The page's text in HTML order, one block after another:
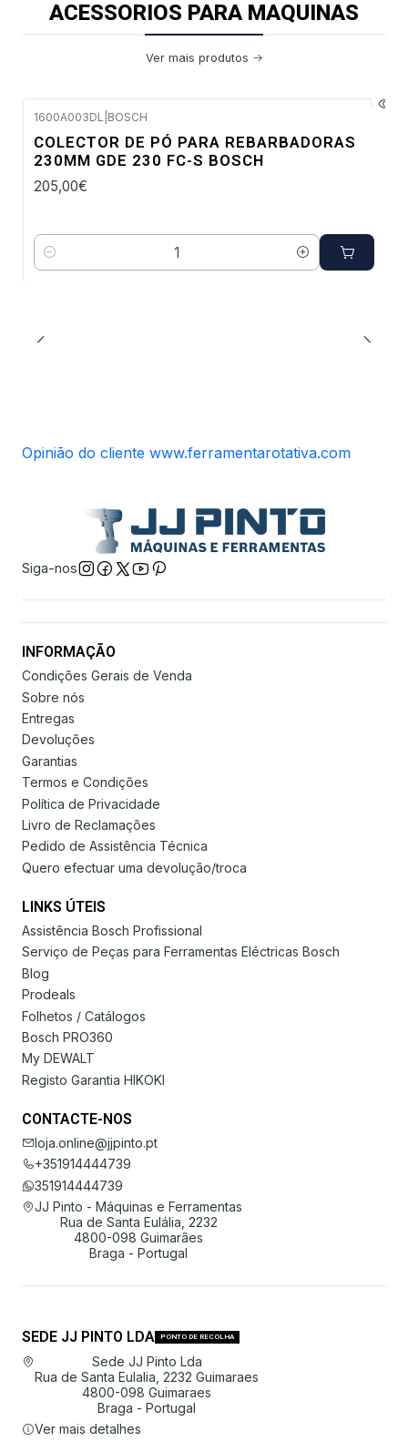
ACESSORIOS PARA MAQUINAS
Ver mais produtos
1600A003DL BOSCH
COLECTOR DE PÓ PARA REBARBADORAS
230MM GDE 230 FC-S BOSCH
205,00€
Quantidade
Opinião do cliente www.ferramentarotativa.com
Siga-nos
INFORMAÇÃO
Condições Gerais de Venda
Sobre nós
Entregas
Devoluções
Garantias
Termos e Condições
Política de Privacidade
Livro de Reclamações
Pedido de Assistência Técnica
Quero efectuar uma devolução/troca
LINKS ÚTEIS
Assistência Bosch Profissional
Serviço de Peças para Ferramentas Eléctricas Bosch
Blog
Prodeals
Folhetos / Catálogos
Bosch PRO360
My DEWALT
Registo Garantia HIKOKI
CONTACTE-NOS
loja.online@jjpinto.pt
+351914444739
351914444739
JJ Pinto - Máquinas e Ferramentas
Rua de Santa Eulália, 2232
4800-098 Guimarães
Braga - Portugal
SEDE JJ PINTO LDA PONTO DE RECOLHA
Sede JJ Pinto Lda
Rua de Santa Eulalia, 2232 Guimaraes
4800-098 Guimaraes
Braga - Portugal
Ver mais detalhes